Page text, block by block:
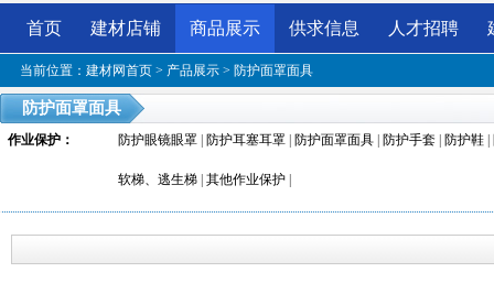
首页 建材店铺 商品展示 供求信息 人才招聘
当前位置： 建材网首页 > 产品展示 > 防护面罩面具
防护面罩面具
作业保护 ： 防护眼镜眼罩 防护耳塞耳罩 防护面罩面具 防护手套 防护鞋
软梯、逃生梯 其他作业保护